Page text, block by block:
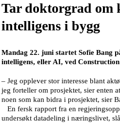
Tar doktorgrad om
intelligens i bygg
Mandag 22. juni startet Sofie Bang
intelligens, eller AI, ved
– Jeg opplever stor interesse blant
jeg forteller om prosjektet, sier enten
noen som kan bidra i prosjektet, sier
En fersk rapport fra en
undersøkt datadeling i næringslivet,